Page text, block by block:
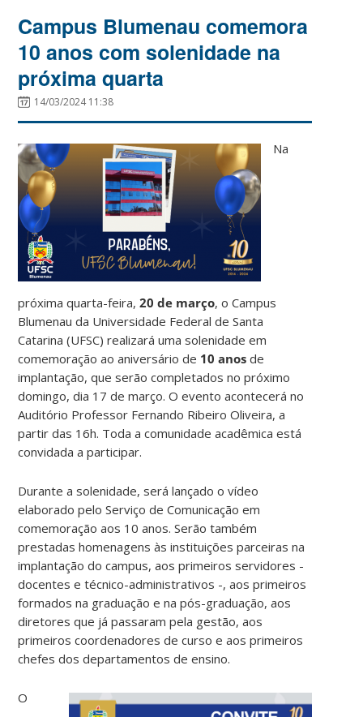
Campus Blumenau comemora
10 anos com solenidade na
próxima quarta
14/03/2024 11:38
Na
próxima quarta-feira,20 de março, o Campus
Blumenau da Universidade Federal de Santa
Catarina (UFSC) realizará uma solenidade em
comemoração ao aniversário de 10 anos de
implantação, que serão completados no próximo
domingo, dia 17 de março. O evento acontecerá no
Auditório Professor Fernando Ribeiro Oliveira, a
partir das 16h. Toda a comunidade acadêmica está
convidada a participar.
Durante a solenidade, será lançado o vídeo
elaborado pelo Serviço de Comunicação em
comemoração aos 10 anos. Serão também
prestadas homenagens às instituições parceiras na
implantação do campus, aos primeiros servidores -
docentes e técnico-administrativos -, aos primeiros
formados na graduação e na pós-graduação, aos
diretores que já passaram pela gestão, aos
primeiros coordenadores de curso e aos primeiros
chefes dos departamentos de ensino.
O